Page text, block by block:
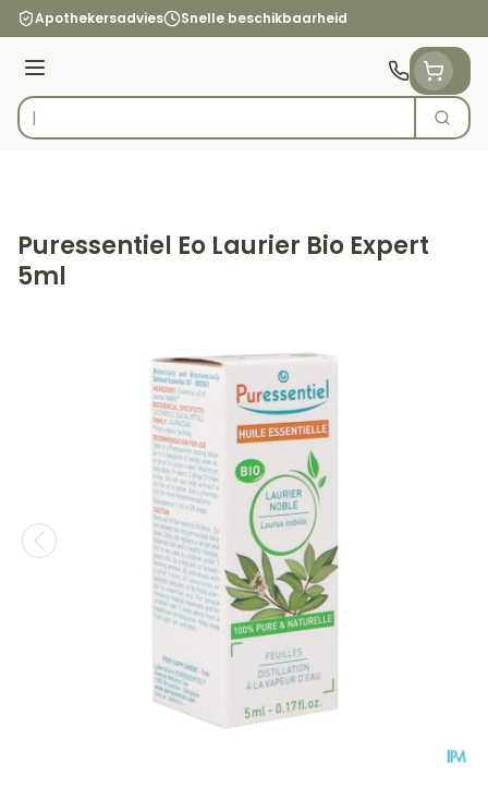
Ga naar de inhoud
Apothekersadvies Snelle beschikbaarheid
Menu
Product, merk, categorie...
Zoek
Puressentiel Eo Laurier Bio Expert
5ml